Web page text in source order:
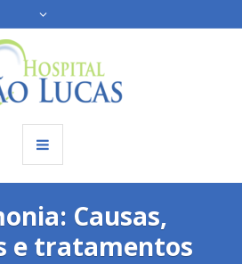
Causas,
e tratamentos